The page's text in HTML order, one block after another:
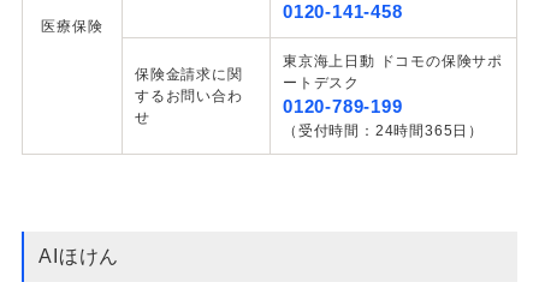
医療保険
0120-141-458
保険金請求に関
するお問い合わ
せ
東京海上日動 ドコモの保険サポ
ートデスク
0120-789-199
（受付時間：24時間365日）
AIほけん